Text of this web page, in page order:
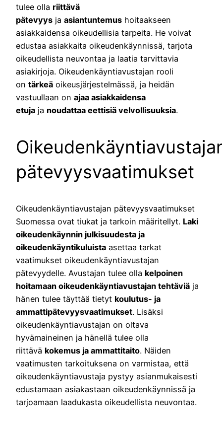
tulee olla riittävä
pätevyys ja asiantuntemus hoitaakseen
asiakkaidensa oikeudellisia tarpeita. He voivat
edustaa asiakkaita oikeudenkäynnissä, tarjota
oikeudellista neuvontaa ja laatia tarvittavia
asiakirjoja. Oikeudenkäyntiavustajan rooli
on tärkeä oikeusjärjestelmässä, ja heidän
vastuullaan on ajaa asiakkaidensa
etuja ja noudattaa eettisiä velvollisuuksia.
pätevyysvaatimukset
Oikeudenkäyntiavustajan pätevyysvaatimukset
Suomessa ovat tiukat ja tarkoin määritellyt. Laki
oikeudenkäynnin julkisuudesta ja
oikeudenkäyntikuluista asettaa tarkat
vaatimukset oikeudenkäyntiavustajan
pätevyydelle. Avustajan tulee olla kelpoinen
hoitamaan oikeudenkäyntiavustajan tehtäviä ja
hänen tulee täyttää tietyt koulutus- ja
ammattipätevyysvaatimukset. Lisäksi
oikeudenkäyntiavustajan on oltava
hyvämaineinen ja hänellä tulee olla
riittävä kokemus ja ammattitaito. Näiden
vaatimusten tarkoituksena on varmistaa, että
oikeudenkäyntiavustaja pystyy asianmukaisesti
edustamaan asiakastaan oikeudenkäynnissä ja
tarjoamaan laadukasta oikeudellista neuvontaa.